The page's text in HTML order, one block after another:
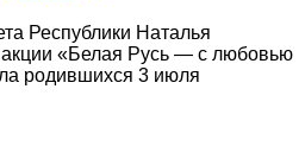
Республики Наталья
акции «Белая Русь — с любовью
родившихся 3 июля